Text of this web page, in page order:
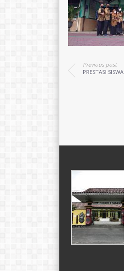
Previous post
PRESTASI SISWA